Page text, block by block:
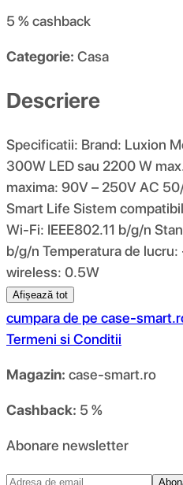
5 %cashback
Categorie: Casa
Descriere
Specificatii: Brand: Luxion
300W LED sau 2200 W
maxima: 90V – 250V AC
Smart Life Sistem
Wi-Fi: IEEE802.11 b/g/n
b/g/n Temperatura de
wireless: 0.5W
Afișează tot
cumpara de pe case-
Termeni si Conditii
Magazin: case-smart.ro
Cashback: 5 %
Abonare newsletter